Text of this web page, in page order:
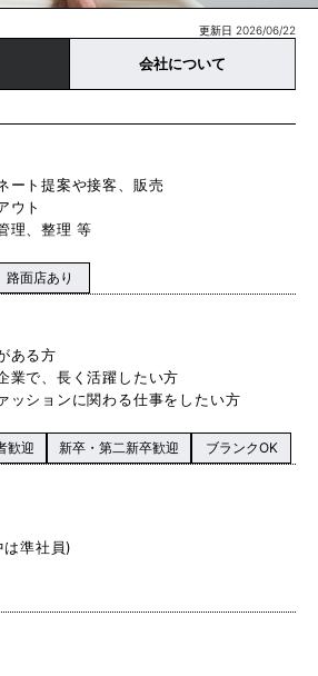
更新日 2026/06/22
会社について
ート提案や接客、販売
ウト
理、整理 等
路面店あり
ある方
業で、長く活躍したい方
ッションに関わる仕事をしたい方
歓迎 新卒・第二新卒歓迎 ブランクOK
準社員)